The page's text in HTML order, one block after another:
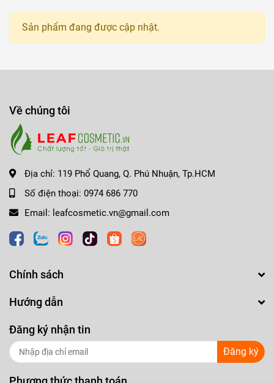
Sản phẩm đang được cập nhật.
Về chúng tôi
Địa chỉ: 119 Phổ Quang, Q. Phú Nhuận, Tp.HCM
Số điện thoại: 0974 686 770
Email: leafcosmetic.vn@gmail.com
Chính sách
Hướng dẫn
Đăng ký nhận tin
Đăng ký